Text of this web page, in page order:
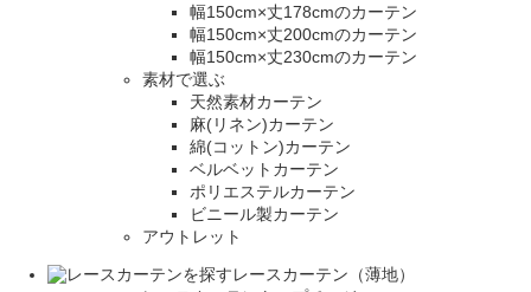
幅150cm×丈178cmのカーテン
幅150cm×丈200cmのカーテン
幅150cm×丈230cmのカーテン
素材で選ぶ
天然素材カーテン
麻(リネン)カーテン
綿(コットン)カーテン
ベルベットカーテン
ポリエステルカーテン
ビニール製カーテン
アウトレット
レースカーテン（薄地）